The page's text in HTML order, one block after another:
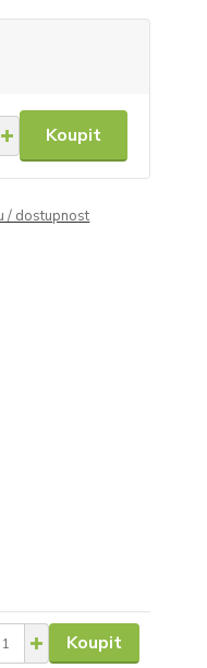
Koupit
/ dostupnost
Koupit